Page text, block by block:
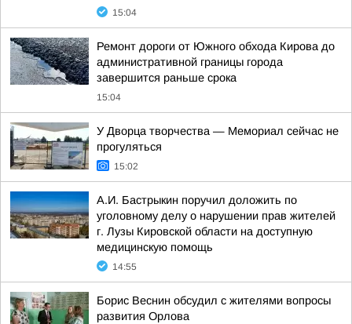
15:04
Ремонт дороги от Южного обхода Кирова до
административной границы города
завершится раньше срока
15:04
У Дворца творчества — Мемориал сейчас не
прогуляться
15:02
А.И. Бастрыкин поручил доложить по
уголовному делу о нарушении прав жителей
г. Лузы Кировской области на доступную
медицинскую помощь
14:55
Борис Веснин обсудил с жителями вопросы
развития Орлова